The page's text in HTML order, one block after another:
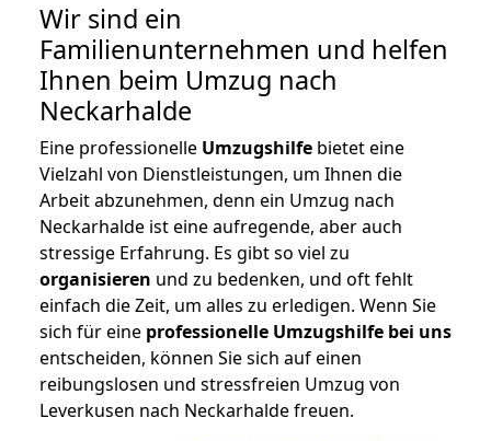
Wir sind ein
Familienunternehmen und helfen
Ihnen beim Umzug nach
Neckarhalde
Eine professionelle Umzugshilfe bietet eine
Vielzahl von Dienstleistungen, um Ihnen die
Arbeit abzunehmen, denn ein Umzug nach
Neckarhalde ist eine aufregende, aber auch
stressige Erfahrung. Es gibt so viel zu
organisieren und zu bedenken, und oft fehlt
einfach die Zeit, um alles zu erledigen. Wenn Sie
sich für eine professionelle Umzugshilfe bei uns
entscheiden, können Sie sich auf einen
reibungslosen und stressfreien Umzug von
Leverkusen nach Neckarhalde freuen.